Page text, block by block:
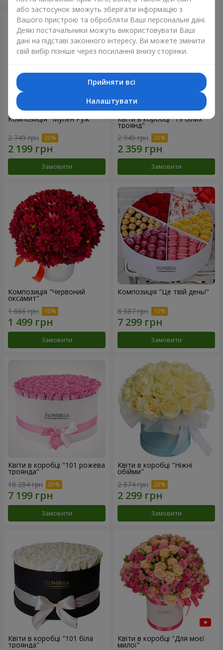
Композиція "Мулен Руж"
2 749 грн
Замовити
Квіти в коробці "19 білих
троянд"
2 949 грн
Замовити
Композиція "Червоний
оксамит"
1 666 грн
Замовити
Композиція "Це твій день!"
8 587 грн
Замовити
Квіти в коробці "101 рожева
троянда"
10 284 грн
Замовити
Квіти в коробці "Ніжні
обійми"
2 874 грн
Замовити
Квіти в коробці "101 біла
троянда"
Квіти в коробці "Для моєї
милої"
або застосунок зможуть зберігати інформацію з
Вашого пристрою та обробляти Ваші персональні дані.
Деякі постачальники можуть використовувати Ваші
дані на підставі законного інтересу. Ви можете змінити
свій вибір пізніше через посилання внизу сторінки.
Прийняти всі
Налаштувати